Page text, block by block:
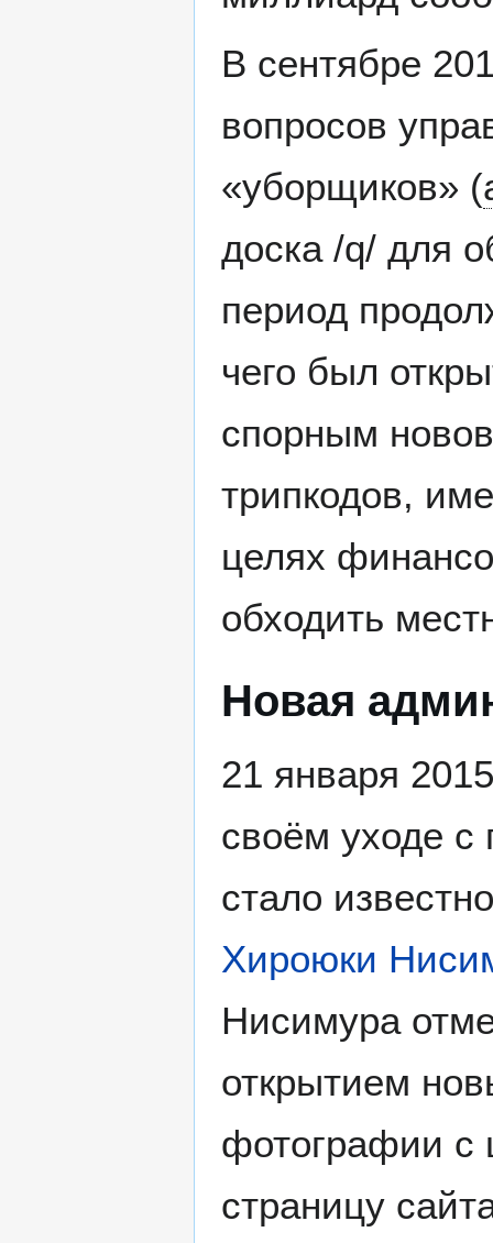
В сентябре
вопросов
«уборщиков» (
доска /q/ для
период
чего был
спорным
трипкодов,
целях
обходить
Новая
21 января
своём уходе с
стало
Хироюки
Нисимура
открытием
фотографии с
страницу